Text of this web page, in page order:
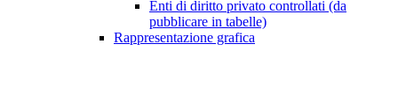
Enti di diritto privato controllati (da
pubblicare in tabelle)
Rappresentazione grafica